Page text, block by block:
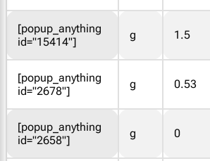
[popup_anything
id="15414"]
g 1.5
[popup_anything
id="2678"]
g 0.53
[popup_anything
id="2658"]
g 0